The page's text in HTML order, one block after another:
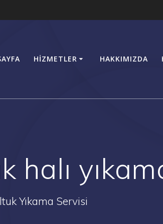
HIZMETLER HAKKIMIZDA
halı
Yıkama Servisi